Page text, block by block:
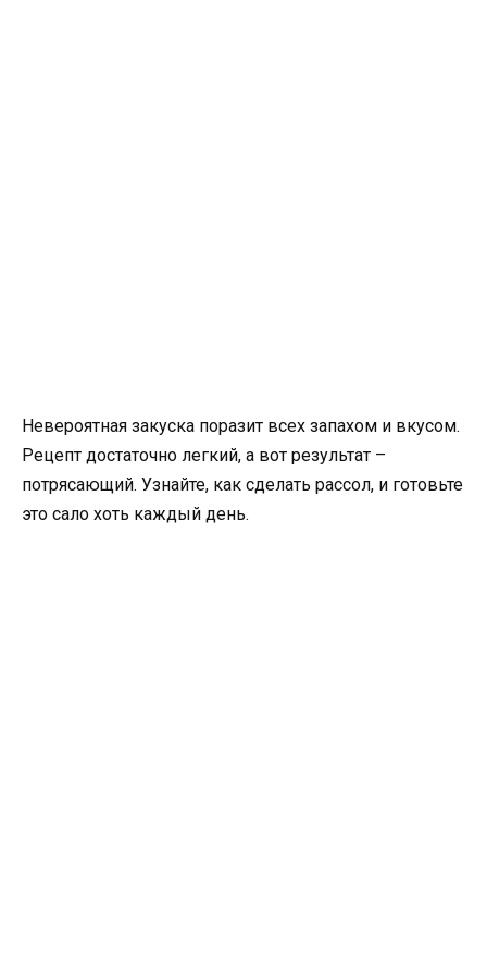
Невероятная закуска поразит всех запахом и вкусом.
Рецепт достаточно легкий, а вот результат –
потрясающий. Узнайте, как сделать рассол, и готовьте
это сало хоть каждый день.